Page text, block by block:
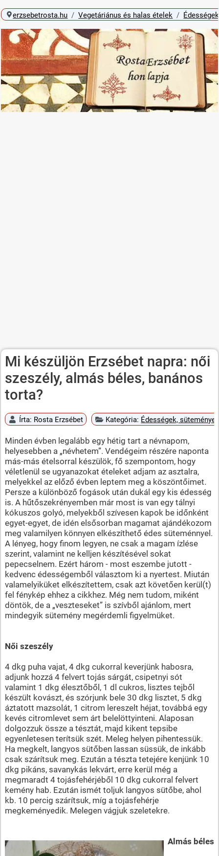
erzsebetrosta.hu Vegetáriánus és halas ételek
Mi készüljön Erzsébet napra: női
szeszély, almás béles, banános
torta?
Írta: Rosta Erzsébet Kategória: Édességek,
Minden évben legalább egy hétig tart a névnapom,
helyesebben a „névhetem”. Vendégeim részére naponta
más-más ételsorral készülök, fő szempontom, hogy
véletlenül se ugyanazokat ételeket adjam az asztalra,
melyekkel az előző évben leptem meg a köszöntőimet.
Persze a különböző fogások után dukál egy kis édesség
is. A hűtőszekrényemben már most is van egy tálnyi
kókuszos golyó, melyekből szívesen kapok be időnként
egyet-egyet, de idén elsősorban magamat ajándékozom
meg valamilyen könnyen elkészíthető édes süteménnyel.
A lényeg, hogy finom legyen, ne csak a magam ízlése
szerint, valamint ne kelljen készítésével sokat
pepecselnem. Ezért három - most eszembe jutott -
kedvenc édességemből választom ki a nyertest. Miután
valamelyiküket elkészítettem, csak azt követően kerül(t)
fel fénykép ehhez a cikkhez. Még nem tudom, miként
döntök, de a „veszteseket” is szívből ajánlom, mert
mindegyik sütemény megérdemli figyelmüket.
Női szeszély
4 dkg puha vajat, 4 dkg cukorral keverjünk habosra,
adjunk hozzá 4 felvert tojás sárgát, csipetnyi sót
valamint 1 dkg élesztőből, 1 dl cukros, lisztes tejből
készült kovászt, és szórjunk bele 30 dkg lisztet, 5 dkg
áztatott mazsolát, 1 citrom lereszelt héjat, továbbá egy
kevés citromlevet sem árt belelöttyinteni. Alaposan
dolgozzuk össze a tésztát, majd kikent tepsibe
egyenletesen terítsük szét. Meleg helyen pihentessük.
Ha megkelt, langyos sütőben lassan süssük, de inkább
csak szárítsuk meg. Ezután a tészta tetejére kenjünk 10
dkg pikáns, savanykás lekvárt, erre kerül még a
megmaradt 4 tojásfehérjéből 10 dkg cukorral felvert
kemény hab. Ezután ismét toljuk langyos sütőbe, ahol
kb. 10 percig szárítsuk, míg a tojásfehérje
megkeményedik. Melegen vágjuk szeletekre.
Almás béles